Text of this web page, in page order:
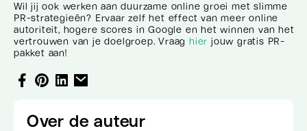
Wil jij ook werken aan duurzame online groei met slimme
PR-strategieën? Ervaar zelf het effect van meer online
autoriteit, hogere scores in Google en het winnen van het
vertrouwen van je doelgroep. Vraaghier jouw gratis PR-
pakket aan!
Over de auteur